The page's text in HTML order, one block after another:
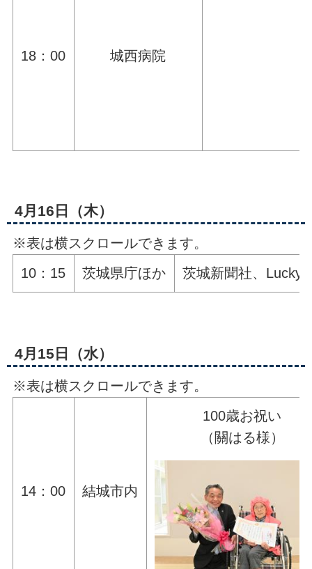
18：00 城西病院
4月16日（木）
※表は横スクロールできます。
10：15
茨城県庁ほか 茨城新聞社、
4月15日（水）
※表は横スクロールできます。
14：00 結城市内
100歳お祝い
（關はる様）